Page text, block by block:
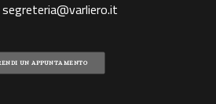
segreteria@varliero.it
UN APPUNTAMENTO